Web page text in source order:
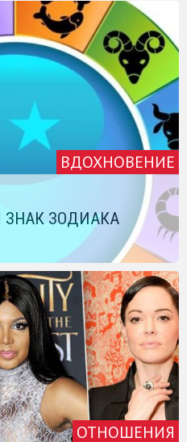
ВДОХНОВЕНИЕ
ЗОДИАКА
ОТНОШЕНИЯ